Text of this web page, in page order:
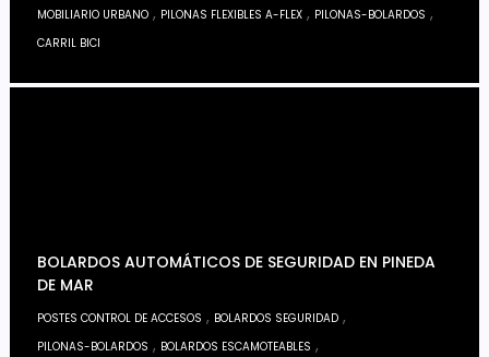
MOBILIARIO URBANO , PILONAS FLEXIBLES A-FLEX , PILONAS-BOLARDOS ,
CARRIL BICI
BOLARDOS AUTOMÁTICOS DE SEGURIDAD EN PINEDA
DE MAR
POSTES CONTROL DE ACCESOS , BOLARDOS SEGURIDAD ,
PILONAS-BOLARDOS , BOLARDOS ESCAMOTEABLES ,